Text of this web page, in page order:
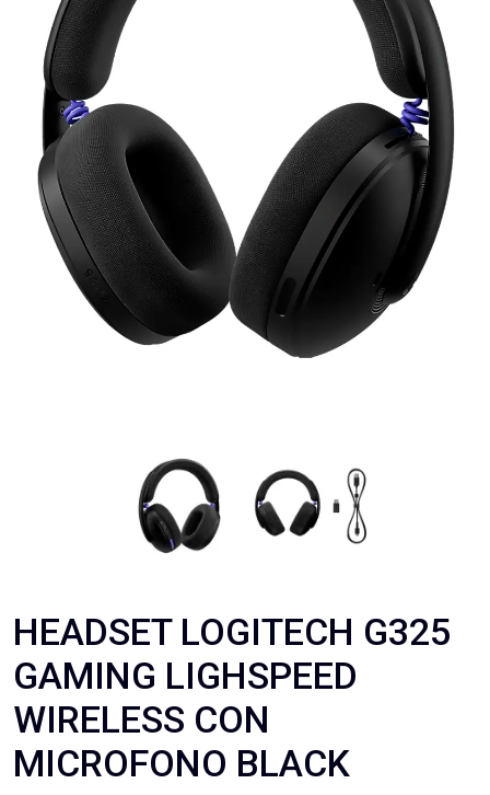
HEADSET LOGITECH G325
GAMING LIGHSPEED
WIRELESS CON
MICROFONO BLACK